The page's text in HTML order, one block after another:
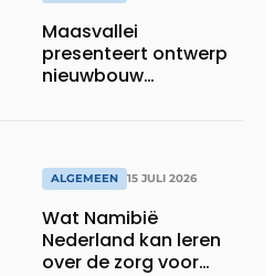
Maasvallei
presenteert ontwerp
nieuwbouw
ALGEMEEN 15 JULI 2026
Wat Namibië
Nederland kan leren
over de zorg voor